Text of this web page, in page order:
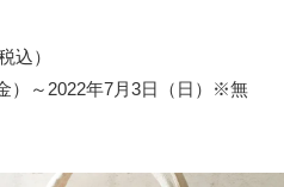
込）
）～2022年7月3日（日）※無